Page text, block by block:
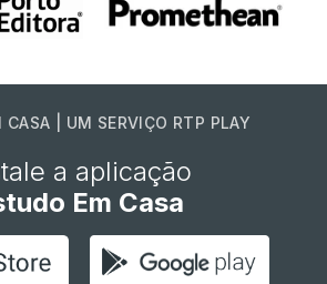
CASA | UM SERVIÇO RTP PLAY
a aplicação
Em Casa